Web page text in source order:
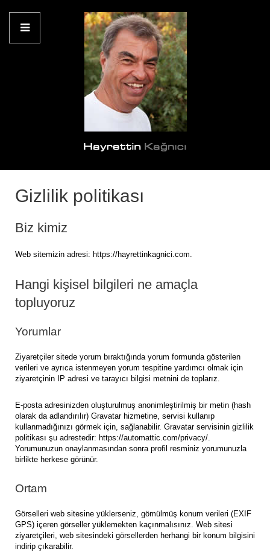
Gizlilik politikası
Biz kimiz
Web sitemizin adresi: https://hayrettinkagnici.com.
Hangi kişisel bilgileri ne amaçla
topluyoruz
Yorumlar
Ziyaretçiler sitede yorum bıraktığında yorum formunda gösterilen
verileri ve ayrıca istenmeyen yorum tespitine yardımcı olmak için
ziyaretçinin IP adresi ve tarayıcı bilgisi metnini de toplarız.
E-posta adresinizden oluşturulmuş anonimleştirilmiş bir metin (hash
olarak da adlandırılır) Gravatar hizmetine, servisi kullanıp
kullanmadığınızı görmek için, sağlanabilir. Gravatar servisinin gizlilik
politikası şu adrestedir: https://automattic.com/privacy/.
Yorumunuzun onaylanmasından sonra profil resminiz yorumunuzla
birlikte herkese görünür.
Ortam
Görselleri web sitesine yüklerseniz, gömülmüş konum verileri (EXIF
GPS) içeren görseller yüklemekten kaçınmalısınız. Web sitesi
ziyaretçileri, web sitesindeki görsellerden herhangi bir konum bilgisini
indirip çıkarabilir.